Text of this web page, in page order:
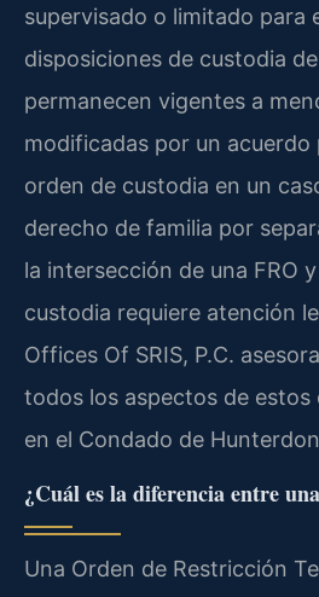
supervisado o limitado para
disposiciones de custodia
permanecen vigentes a
modificadas por un acuerdo
orden de custodia en un
derecho de familia por
la intersección de una FRO
custodia requiere atención
Offices Of SRIS, P.C.
todos los aspectos de estos
en el Condado de
¿Cuál es la diferencia entre
Una Orden de Restricción